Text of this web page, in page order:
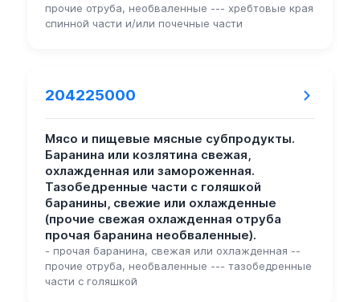
прочие отруба, необваленные --- хребтовые края
спинной части и/или почечные части
204225000
Мясо и пищевые мясные субпродукты.
Баранина или козлятина свежая,
охлажденная или замороженная.
Тазобедренные части с голяшкой
баранины, свежие или охлажденные
(прочие свежая охлажденная отруба
прочая баранина необваленные).
- прочая баранина, свежая или охлажденная --
прочие отруба, необваленные --- тазобедренные
части с голяшкой